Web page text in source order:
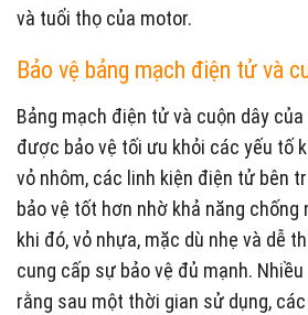
và tuổi thọ của motor.
Bảo vệ bảng mạch điện tử và
Bảng mạch điện tử và cuộn dây
được bảo vệ tối ưu khỏi các yếu tố
vỏ nhôm, các linh kiện điện tử bên
bảo vệ tốt hơn nhờ khả năng chống
khi đó, vỏ nhựa, mặc dù nhẹ và dễ
cung cấp sự bảo vệ đủ mạnh.
rằng sau một thời gian sử dụng,